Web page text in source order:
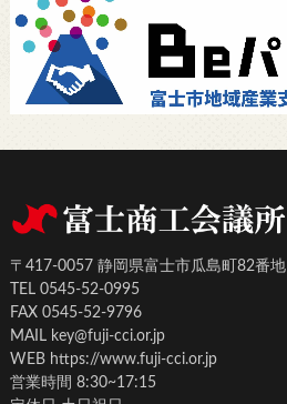
〒417-0057 静岡県富士市瓜島町82番地
TEL 0545-52-0995
FAX 0545-52-9796
MAIL key@fuji-cci.or.jp
WEB https://www.fuji-cci.or.jp
営業時間 8:30~17:15